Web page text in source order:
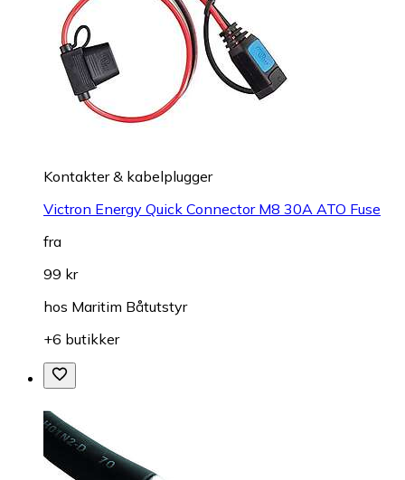
Kontakter & kabelplugger
Victron Energy Quick Connector M8 30A ATO Fuse
fra
99 kr
hos Maritim Båtutstyr
+6 butikker